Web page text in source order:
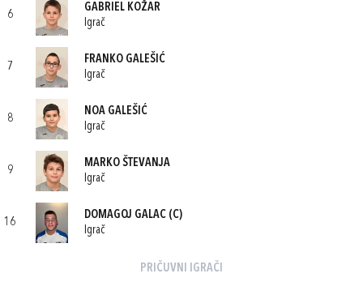
6
GABRIEL KOŽAR
Igrač
7
FRANKO GALEŠIĆ
Igrač
8
NOA GALEŠIĆ
Igrač
9
MARKO ŠTEVANJA
Igrač
16
DOMAGOJ GALAC (C)
Igrač
PRIČUVNI IGRAČI